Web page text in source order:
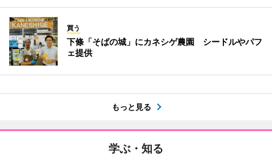
買う
下條「そばの城」にカネシゲ農園 シードルやパフ
ェ提供
もっと見る
学ぶ・知る